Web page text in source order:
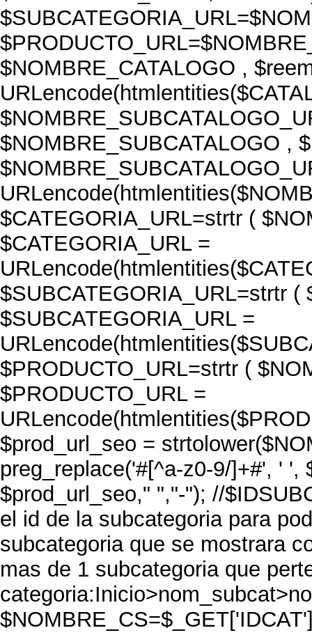
$NOMBRE_CATALOGO ,
$NOMBRE_SUBCATALOGO ,
$CATEGORIA_URL=strtr (
$CATEGORIA_URL =
$SUBCATEGORIA_URL=strtr (
$SUBCATEGORIA_URL =
$PRODUCTO_URL=strtr (
$PRODUCTO_URL =
$prod_url_seo =
preg_replace('#[^a-z0-9/]+#', ' ',
$prod_url_seo," ","-"); //
el id de la subcategoria para
subcategoria que se mostrara
mas de 1 subcategoria que